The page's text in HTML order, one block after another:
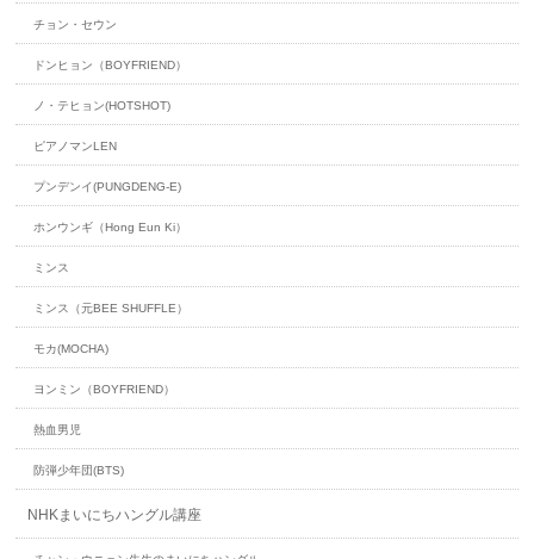
チョン・セウン
ドンヒョン（BOYFRIEND）
ノ・テヒョン(HOTSHOT)
ピアノマンLEN
プンデンイ(PUNGDENG-E)
ホンウンギ（Hong Eun Ki）
ミンス
ミンス（元BEE SHUFFLE）
モカ(MOCHA)
ヨンミン（BOYFRIEND）
熱血男児
防弾少年団(BTS)
NHKまいにちハングル講座